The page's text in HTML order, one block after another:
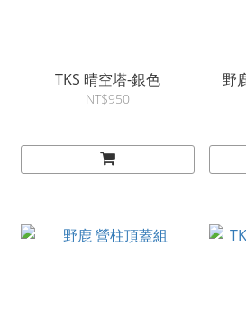
TKS 晴空塔-銀色
NT$950
野